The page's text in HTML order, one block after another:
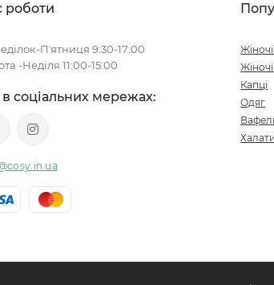
роботи
Пʼятниця 9:30-17:00
-Неділя 11:00-15:00
соціальних мережах:
Капці
Одяг